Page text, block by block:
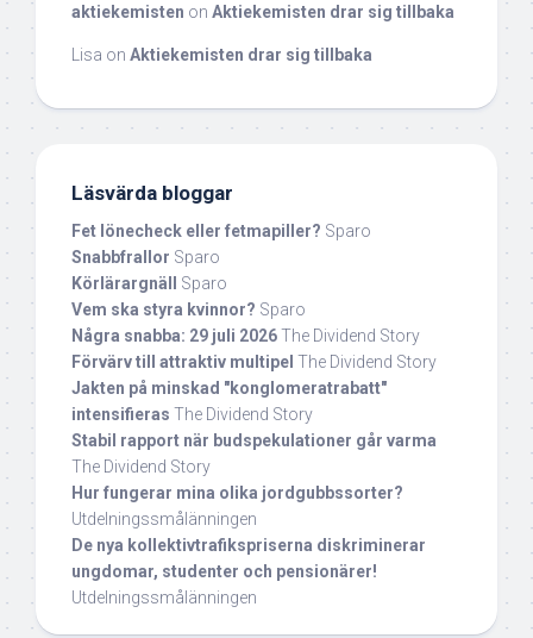
aktiekemisten on Aktiekemisten drar sig tillbaka
Lisa on Aktiekemisten drar sig tillbaka
Läsvärda bloggar
Fet lönecheck eller fetmapiller? Sparo
Snabbfrallor Sparo
Körlärargnäll
Sparo
Vem ska styra kvinnor? Sparo
Några snabba: 29 juli 2026The Dividend Story
Förvärv till attraktiv multipel The Dividend Story
Jakten på minskad "konglomeratrabatt"
intensifieras The Dividend Story
Stabil rapport när budspekulationer går varma
The Dividend Story
Hur fungerar mina olika jordgubbssorter?
Utdelningssmålänningen
De nya kollektivtrafikspriserna diskriminerar
ungdomar, studenter och pensionärer!
Utdelningssmålänningen